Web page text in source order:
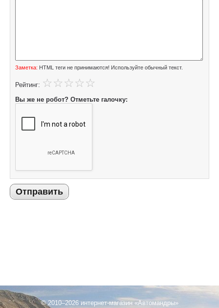
Заметка: HTML теги не принимаются! Используйте обычный текст.
Рейтинг:
Вы же не робот? Отметьте галочку:
Отправить
© 2010–2026 интернет-магазин «Автомандры»